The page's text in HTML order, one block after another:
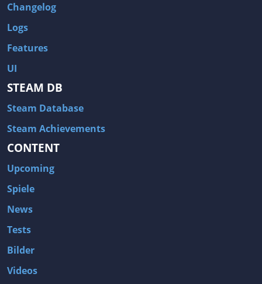
Changelog
Logs
Features
UI
STEAM DB
Steam Database
Steam Achievements
CONTENT
Upcoming
Spiele
News
Tests
Bilder
Videos